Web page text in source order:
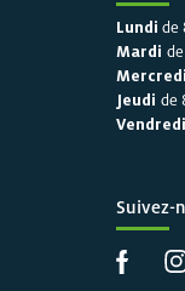
Lundi de
Mardi
Mercredi
Jeudi de
Vendredi
Suivez-
Accéder